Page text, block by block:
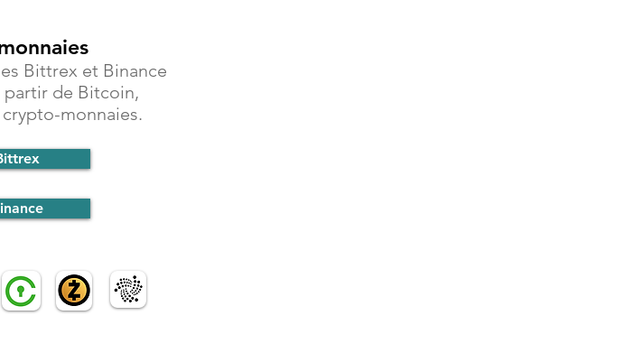
Bittrex et Binance
de Bitcoin,
monnaies.